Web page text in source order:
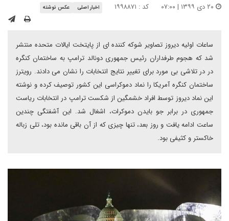
کد : ۱۹۹۸۸۷۱ اخبار اصلی عکس نوشته
ساعات اولیه دیروز تصاویر شوکه کننده ای از پایتخت ایالات متحده منتشر
شد که هجوم طرفداران رئیس جمهوری دونالد ترامپ به ساختمان کنگره
در در تلاشی بی مورد برای تغییر نتایج انتخابات را نشان می دادند. رویترز
ساختمان کنگره آمریکا را نماد دموکراسی این کشور توصیف کرده و نوشته
این نماد دیروز توسط افراد خشمگین از شکست ترامپ در انتخابات ریاست
جمهوری در برابر جو بایدن دموکرات، اشغال شد. این آشفتگی چندین
ساعت ادامه یافت و روز بعد، تنها چیزی که از آن باقی مانده بود، تلی زباله
خاکستر و کثیفی بود.